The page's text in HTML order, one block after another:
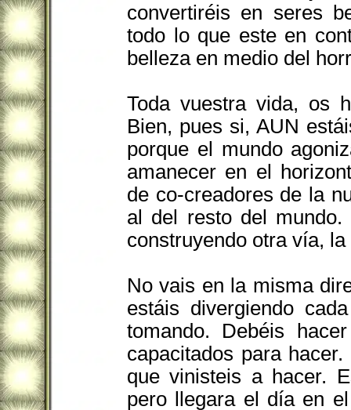
convertiréis en seres
todo lo que este en
belleza en medio del
Toda vuestra vida, os
Bien, pues si, AUN
porque el mundo
amanecer en el
de co-creadores de la
al del resto del
construyendo otra vía,
No vais en la misma
estáis divergiendo
tomando. Debéis
capacitados para
que vinisteis a hacer.
pero llegara el día en